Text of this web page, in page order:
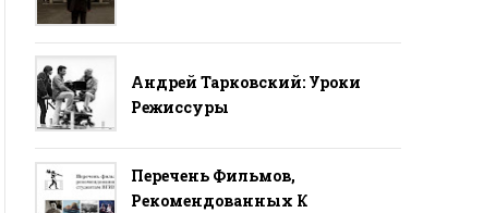
Андрей Тарковский: Уроки
Режиссуры
Перечень Фильмов,
Рекомендованных К